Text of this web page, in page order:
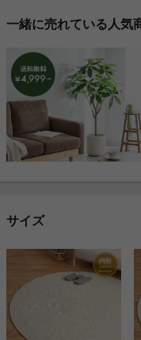
一緒に売れている人気
サイズ